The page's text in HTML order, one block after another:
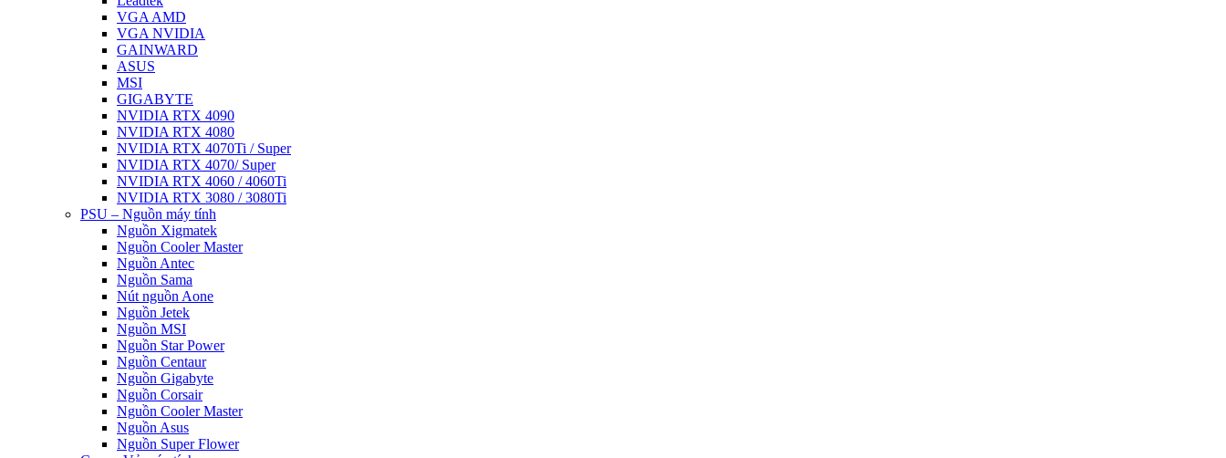
VGA AMD
VGA NVIDIA
GAINWARD
ASUS
MSI
GIGABYTE
NVIDIA RTX 4090
NVIDIA RTX 4080
NVIDIA RTX 4070Ti / Super
NVIDIA RTX 4070/ Super
NVIDIA RTX 4060 / 4060Ti
NVIDIA RTX 3080 / 3080Ti
PSU – Nguồn máy tính
Nguồn Xigmatek
Nguồn Cooler Master
Nguồn Antec
Nguồn Sama
Nút nguồn Aone
Nguồn Jetek
Nguồn MSI
Nguồn Star Power
Nguồn Centaur
Nguồn Gigabyte
Nguồn Corsair
Nguồn Cooler Master
Nguồn Asus
Nguồn Super Flower